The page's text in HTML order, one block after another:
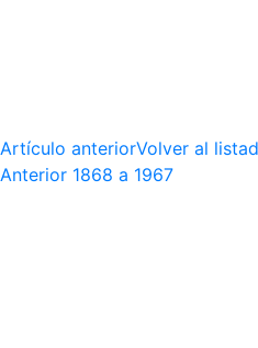
Artículo anteriorVolver al
Anterior 1868 a 1967